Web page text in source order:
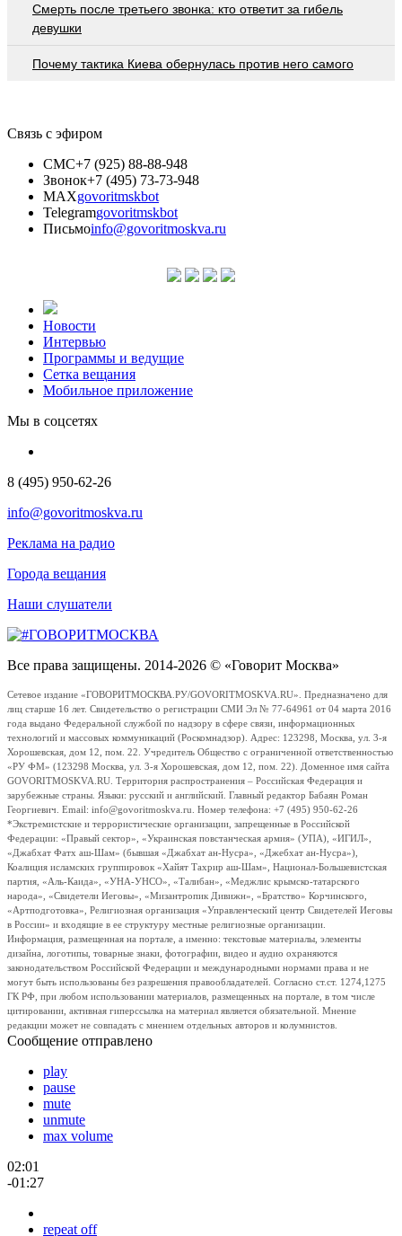
Смерть после третьего звонка: кто ответит за гибель
девушки
Почему тактика Киева обернулась против него самого
Связь с эфиром
СМС+7 (925) 88-88-948
Звонок+7 (495) 73-73-948
MAXgovoritmskbot
Telegramgovoritmskbot
Письмоinfo@govoritmoskva.ru
Новости
Интервью
Программы и ведущие
Сетка вещания
Мобильное приложение
Мы в соцсетях
8 (495) 950-62-26
info@govoritmoskva.ru
Реклама на радио
Города вещания
Наши слушатели
Все права защищены. 2014-2026 © «Говорит Москва»
Сетевое издание «ГОВОРИТМОСКВА.РУ/GOVORITMOSKVA.RU». Предназначено для
лиц старше 16 лет. Свидетельство о регистрации СМИ Эл № 77-64961 от 04 марта 2016
года выдано Федеральной службой по надзору в сфере связи, информационных
технологий и массовых коммуникаций (Роскомнадзор). Адрес: 123298, Москва, ул. 3-я
Хорошевская, дом 12, пом. 22. Учредитель Общество с ограниченной ответственностью
«РУ ФМ» (123298 Москва, ул. 3-я Хорошевская, дом 12, пом. 22). Доменное имя сайта
GOVORITMOSKVA.RU. Территория распространения – Российская Федерация и
зарубежные страны. Языки: русский и английский. Главный редактор Бабаян Роман
Георгиевич. Email: info@govoritmoskva.ru. Номер телефона: +7 (495) 950-62-26
*Экстремистские и террористические организации, запрещенные в Российской
Федерации: «Правый сектор», «Украинская повстанческая армия» (УПА), «ИГИЛ»,
«Джабхат Фатх аш-Шам» (бывшая «Джабхат ан-Нусра», «Джебхат ан-Нусра»),
Коалиция исламских группировок «Хайят Тахрир аш-Шам», Национал-Большевистская
партия, «Аль-Каида», «УНА-УНСО», «Талибан», «Меджлис крымско-татарского
народа», «Свидетели Иеговы», «Мизантропик Дивижн», «Братство» Корчинского,
«Артподготовка», Религиозная организация «Управленческий центр Свидетелей Иеговы
в России» и входящие в ее структуру местные религиозные организации.
Информация, размещенная на портале, а именно: текстовые материалы, элементы
дизайна, логотипы, товарные знаки, фотографии, видео и аудио охраняются
законодательством Российской Федерации и международными нормами права и не
могут быть использованы без разрешения правообладателей. Согласно ст.ст. 1274,1275
ГК РФ, при любом использовании материалов, размещенных на портале, в том числе
цитировании, активная гиперссылка на материал является обязательной. Мнение
редакции может не совпадать с мнением отдельных авторов и колумнистов.
Сообщение отправлено
play
pause
mute
unmute
max volume
02:01
-01:27
repeat off